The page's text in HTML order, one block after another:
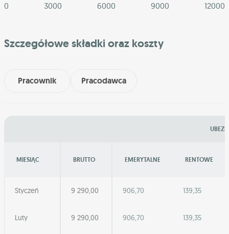
0
3000 6000 9000 12000
Szczegółowe składki oraz koszty
Pracownik Pracodawca
MIESIĄC BRUTTO EMERYTALNE RENTOWE
Styczeń 9 290,00 906,70 139,35
Luty 9 290,00 906,70 139,35